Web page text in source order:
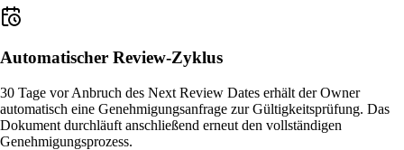
Automatischer Review-Zyklus
30 Tage vor Anbruch des Next Review Dates erhält der Owner
automatisch eine Genehmigungsanfrage zur Gültigkeitsprüfung. Das
Dokument durchläuft anschließend erneut den vollständigen
Genehmigungsprozess.